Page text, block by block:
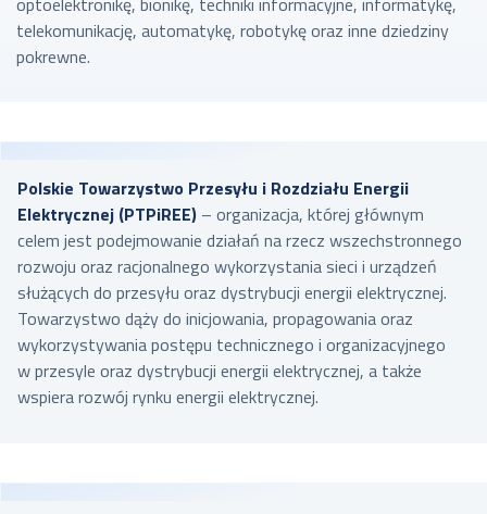
telekomunikację, automatykę, robotykę oraz inne dziedziny
pokrewne.
Polskie Towarzystwo Przesyłu i Rozdziału Energii
Elektrycznej (PTPiREE) – organizacja, której głównym
celem jest podejmowanie działań na rzecz wszechstronnego
rozwoju oraz racjonalnego wykorzystania sieci i urządzeń
służących do przesyłu oraz dystrybucji energii elektrycznej.
Towarzystwo dąży do inicjowania, propagowania oraz
wykorzystywania postępu technicznego i organizacyjnego
w przesyle oraz dystrybucji energii elektrycznej, a także
wspiera rozwój rynku energii elektrycznej.